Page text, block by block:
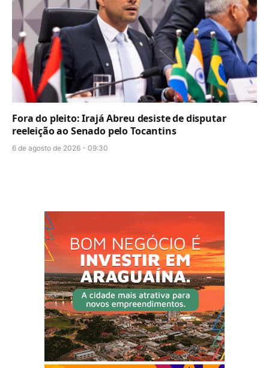
Fora do pleito: Irajá Abreu desiste de disputar
reeleição ao Senado pelo Tocantins
6 de agosto de 2026 - 09:30